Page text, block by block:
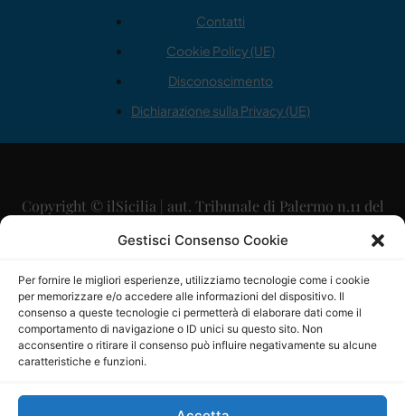
Gestisci Consenso Cookie
Per fornire le migliori esperienze, utilizziamo tecnologie come i cookie
per memorizzare e/o accedere alle informazioni del dispositivo. Il
consenso a queste tecnologie ci permetterà di elaborare dati come il
comportamento di navigazione o ID unici su questo sito. Non
acconsentire o ritirare il consenso può influire negativamente su alcune
caratteristiche e funzioni.
Contatti
Cookie Policy (UE)
Disconoscimento
Dichiarazione sulla Privacy (UE)
Copyright © ilSicilia | aut. Tribunale di Palermo n.11 del
29/09/2015
Direttore Editoriale: Maurizio Scaglione
Direttore Responsabile: Maria Calabrese
P.IVA: 06334930820